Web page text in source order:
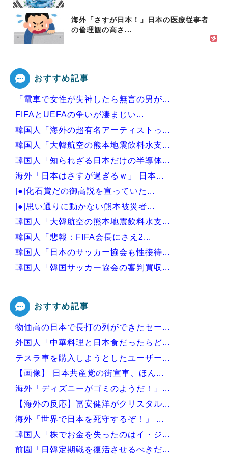
海外「さすが日本！」日本の医療従事者
の倫理観の高さ...
おすすめ記事
「電車で女性が失神したら無言の男が...
FIFAとUEFAの争いが凄まじい...
韓国人「海外の超有名アーティストっ...
韓国人「大韓航空の熊本地震飲料水支...
韓国人「知られざる日本だけの半導体...
海外「日本はさすが過ぎるｗ」 日本...
|●|化石賞だの御高説を宣っていた...
|●|思い通りに動かない熊本被災者...
韓国人「大韓航空の熊本地震飲料水支...
韓国人「悲報：FIFA会長にさえ2...
韓国人「日本のサッカー協会も性接待...
韓国人「韓国サッカー協会の審判買収...
Powered by livedoor 相互RSS
おすすめ記事
物価高の日本で長打の列ができたセー...
外国人「中華料理と日本食だったらど...
テスラ車を購入しようとしたユーザー...
【画像】 日本共産党の街宣車、ほん...
海外「ディズニーがゴミのようだ！」...
【海外の反応】冨安健洋がクリスタル...
海外「世界で日本を死守するぞ！」 ...
韓国人「株でお金を失ったのはイ・ジ...
前園「日韓定期戦を復活させるべきだ...